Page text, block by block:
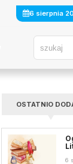
6 sierpnia
OSTATNIO
6